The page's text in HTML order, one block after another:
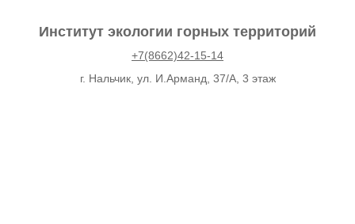
Институт экологии горных территорий
+7(8662)42-15-14
г. Нальчик, ул. И.Арманд, 37/А, 3 этаж